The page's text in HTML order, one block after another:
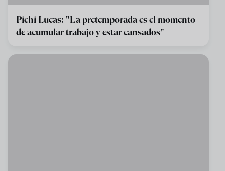
Pichi Lucas: "La pretemporada es el momento
de acumular trabajo y estar cansados"